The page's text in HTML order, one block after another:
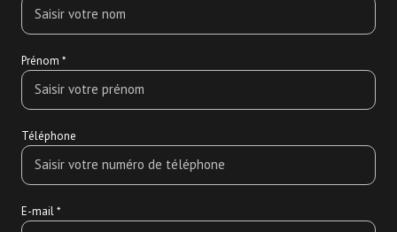
Prénom *
Téléphone
E-mail *